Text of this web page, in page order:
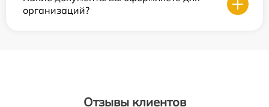
организаций?
Отзывы клиентов